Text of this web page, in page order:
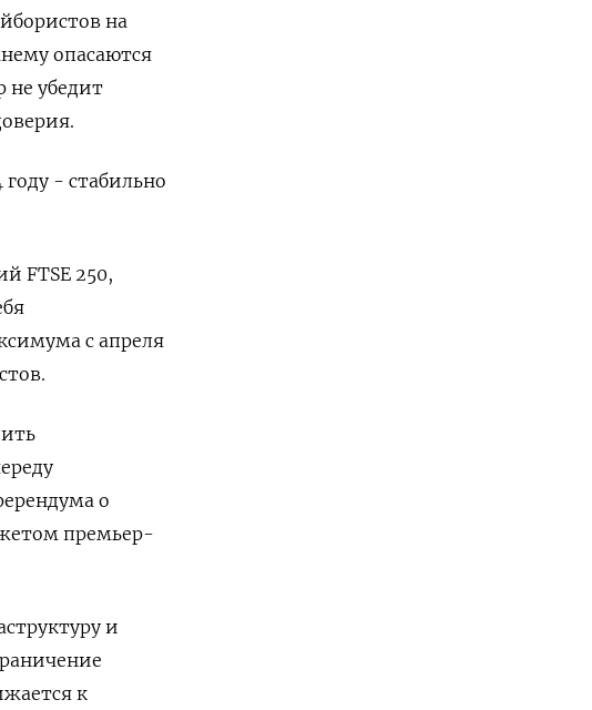
на
опасаются
не убедит
- стабильно
FTSE 250,
с апреля
о
премьер-
и
к